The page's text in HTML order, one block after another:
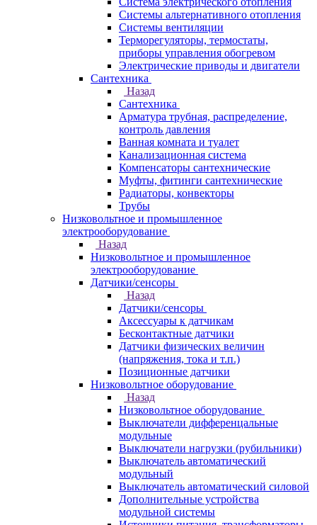
Системы альтернативного отопления
Системы вентиляции
Терморегуляторы, термостаты,
приборы управления обогревом
Электрические приводы и двигатели
Сантехника
Назад
Сантехника
Арматура трубная, распределение,
контроль давления
Ванная комната и туалет
Канализационная система
Компенсаторы сантехнические
Муфты, фитинги сантехнические
Радиаторы, конвекторы
Трубы
Низковольтное и промышленное
электрооборудование
Назад
Низковольтное и промышленное
электрооборудование
Датчики/сенсоры
Назад
Датчики/сенсоры
Аксессуары к датчикам
Бесконтактные датчики
Датчики физических величин
(напряжения, тока и т.п.)
Позиционные датчики
Низковольтное оборудование
Назад
Низковольтное оборудование
Выключатели дифференцальные
модульные
Выключатели нагрузки (рубильники)
Выключатель автоматический
модульный
Выключатель автоматический силовой
Дополнительные устройства
модульной системы